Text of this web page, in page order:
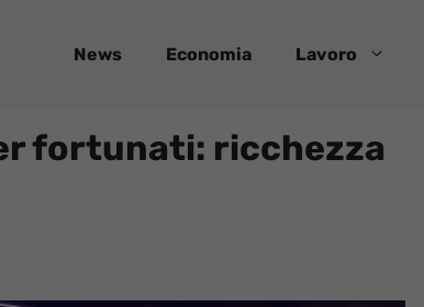
News Economia Lavoro
fortunati: ricchezza